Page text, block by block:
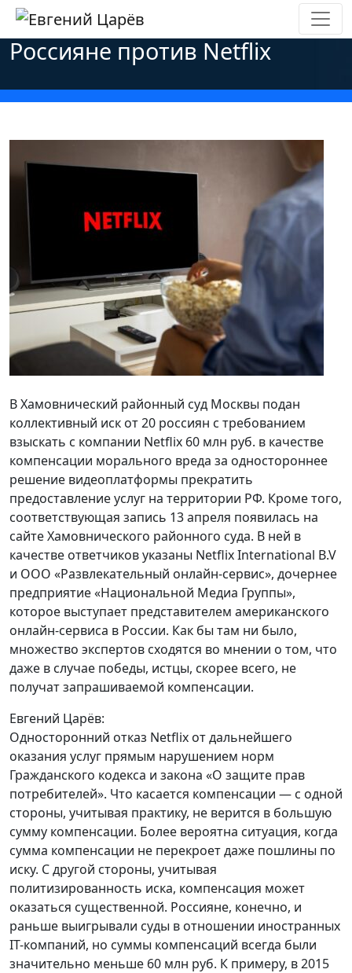
Главная»Новости»Политика
Россияне против Netflix
В Хамовнический районный суд Москвы подан
коллективный иск от 20 россиян с требованием
взыскать с компании Netflix 60 млн руб. в качестве
компенсации морального вреда за одностороннее
решение видеоплатформы прекратить
предоставление услуг на территории РФ. Кроме того,
соответствующая запись 13 апреля появилась на
сайте Хамовнического районного суда. В ней в
качестве ответчиков указаны Netflix International B.V
и ООО «Развлекательный онлайн-сервис», дочернее
предприятие «Национальной Медиа Группы»,
которое выступает представителем американского
онлайн-сервиса в России. Как бы там ни было,
множество экспертов сходятся во мнении о том, что
даже в случае победы, истцы, скорее всего, не
получат запрашиваемой компенсации.
Евгений Царёв:
Односторонний отказ Netflix от дальнейшего
оказания услуг прямым нарушением норм
Гражданского кодекса и закона «О защите прав
потребителей». Что касается компенсации — с одной
стороны, учитывая практику, не верится в большую
сумму компенсации. Более вероятна ситуация, когда
сумма компенсации не перекроет даже пошлины по
иску. С другой стороны, учитывая
политизированность иска, компенсация может
оказаться существенной. Россияне, конечно, и
раньше выигрывали суды в отношении иностранных
IT-компаний, но суммы компенсаций всегда были
значительно меньше 60 млн руб. К примеру, в 2015